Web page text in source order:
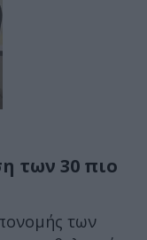
των 30 πιο
των